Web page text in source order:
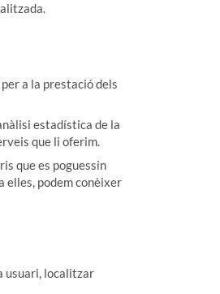
a la prestació dels
estadística de la
que li oferim.
que es poguessin
elles, podem conèixer
usuari, localitzar